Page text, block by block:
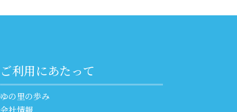
ご利用にあたって
ゆの里の歩み
会社情報